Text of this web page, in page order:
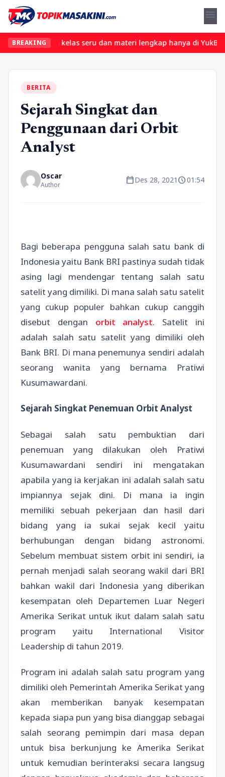
menu
BREAKING
Temukan kelas seru dan materi lengkap hanya di
BERITA
Sejarah Singkat dan
Penggunaan dari Orbit
Analyst
Oscar
Author calendar_todayDes 28, 2021 schedule01:54
Bagi beberapa pengguna salah satu bank di
Indonesia yaitu Bank BRI pastinya sudah tidak
asing lagi mendengar tentang salah satu
satelit yang dimiliki. Di mana salah satu satelit
yang cukup populer bahkan cukup canggih
disebut dengan orbit analyst. Satelit ini
adalah salah satu satelit yang dimiliki oleh
Bank BRI. Di mana penemunya sendiri adalah
seorang wanita yang bernama Pratiwi
Kusumawardani.
Sejarah Singkat Penemuan Orbit Analyst
Sebagai salah satu pembuktian dari
penemuan yang dilakukan oleh Pratiwi
Kusumawardani sendiri ini mengatakan
apabila yang ia kerjakan ini adalah salah satu
impiannya sejak dini. Di mana ia ingin
memiliki sebuah pekerjaan dan hasil dari
bidang yang ia sukai sejak kecil yaitu
berhubungan dengan bidang astronomi.
Sebelum membuat sistem orbit ini sendiri, ia
pernah menjadi salah seorang wakil dari BRI
bahkan wakil dari Indonesia yang diberikan
kesempatan oleh Departemen Luar Negeri
Amerika Serikat untuk ikut dalam salah satu
program yaitu International Visitor
Leadership di tahun 2019.
Program ini adalah salah satu program yang
dimiliki oleh Pemerintah Amerika Serikat yang
akan memberikan banyak kesempatan
kepada siapa pun yang bisa dianggap sebagai
salah seorang pemimpin dari masa depan
untuk bisa berkunjung ke Amerika Serikat
untuk kemudian berinteraksi secara langsug